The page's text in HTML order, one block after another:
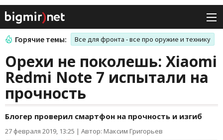
Горячие темы: Все для фронта - все про оружие и технику
Орехи не поколешь: Xiaomi
Redmi Note 7 испытали на
прочность
Блогер проверил смартфон на прочность и изгиб
27 февраля 2019, 13:25 | Автор: Максим Григорьев